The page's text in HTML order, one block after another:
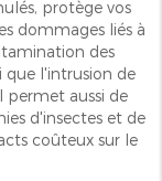
protège vos
dommages liés à
des
que l'intrusion de
permet aussi de
d'insectes et de
coûteux sur le